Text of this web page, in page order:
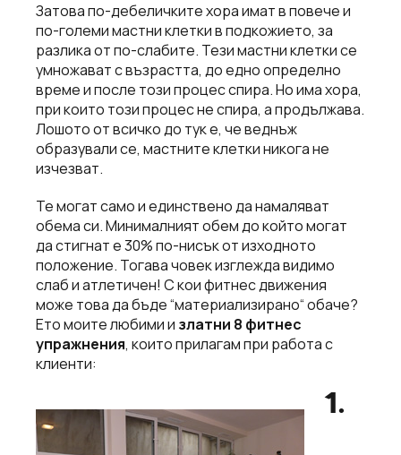
Затова по-дебеличките хора имат в повече и
по-големи мастни клетки в подкожието, за
разлика от по-слабите. Тези мастни клетки се
умножават с възрастта, до едно определно
време и после този процес спира. Но има хора,
при които този процес не спира, а продължава.
Лошото от всичко до тук е, че веднъж
образували се, мастните клетки никога не
изчезват.
Те могат само и единствено да намаляват
обема си. Минималният обем до който могат
да стигнат е 30% по-нисък от изходното
положение. Тогава човек изглежда видимо
слаб и атлетичен! С кои фитнес движения
може това да бъде “материализирано“ обаче?
Ето моите любими и златни 8 фитнес
упражнения, които прилагам при работа с
клиенти:
1.